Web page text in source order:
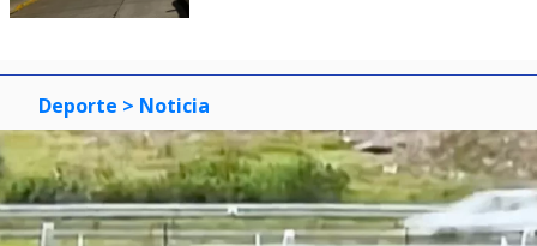
Deporte > Noticia